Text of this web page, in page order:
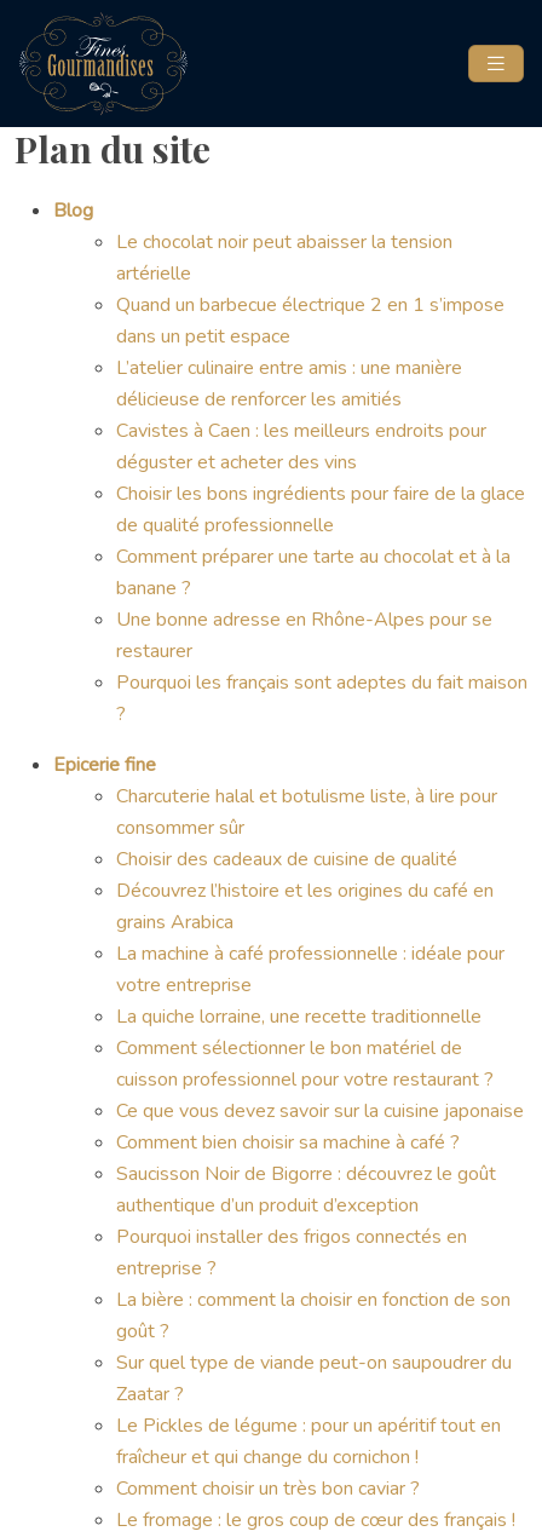
Plan du site
Blog
Le chocolat noir peut abaisser la tension
artérielle
Quand un barbecue électrique 2 en 1 s’impose
dans un petit espace
L’atelier culinaire entre amis : une manière
délicieuse de renforcer les amitiés
Cavistes à Caen : les meilleurs endroits pour
déguster et acheter des vins
Choisir les bons ingrédients pour faire de la glace
de qualité professionnelle
Comment préparer une tarte au chocolat et à la
banane ?
Une bonne adresse en Rhône-Alpes pour se
restaurer
Pourquoi les français sont adeptes du fait maison
?
Epicerie fine
Charcuterie halal et botulisme liste, à lire pour
consommer sûr
Choisir des cadeaux de cuisine de qualité
Découvrez l’histoire et les origines du café en
grains Arabica
La machine à café professionnelle : idéale pour
votre entreprise
La quiche lorraine, une recette traditionnelle
Comment sélectionner le bon matériel de
cuisson professionnel pour votre restaurant ?
Ce que vous devez savoir sur la cuisine japonaise
Comment bien choisir sa machine à café ?
Saucisson Noir de Bigorre : découvrez le goût
authentique d’un produit d’exception
Pourquoi installer des frigos connectés en
entreprise ?
La bière : comment la choisir en fonction de son
goût ?
Sur quel type de viande peut-on saupoudrer du
Zaatar ?
Le Pickles de légume : pour un apéritif tout en
fraîcheur et qui change du cornichon !
Comment choisir un très bon caviar ?
Le fromage : le gros coup de cœur des français !